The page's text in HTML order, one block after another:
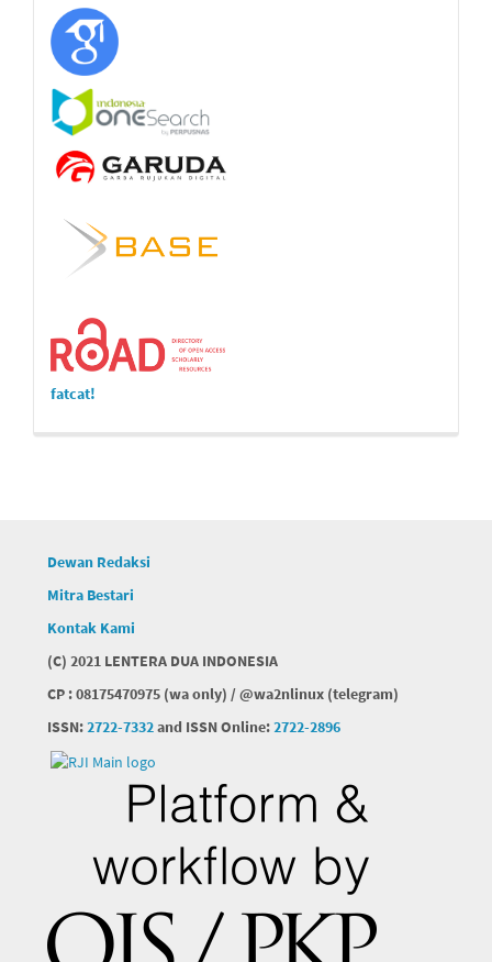
fatcat!
Dewan Redaksi
Mitra Bestari
Kontak Kami
(C) 2021 LENTERA DUA INDONESIA
CP : 08175470975 (wa only) / @wa2nlinux (telegram)
ISSN:2722-7332and ISSN Online:2722-2896